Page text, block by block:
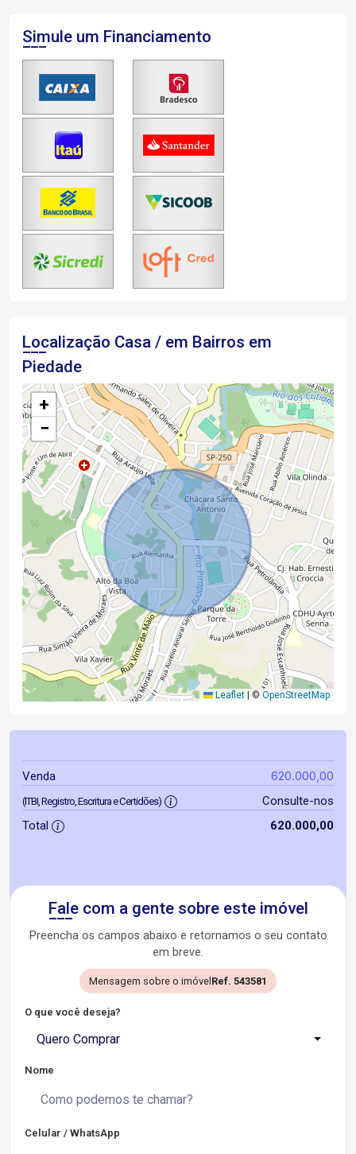
Simule um Financiamento
Localização Casa / em Bairros em
Piedade
+
−
Leaflet ©OpenStreetMap
Venda 620.000,00
(ITBI, Registro, Escritura e Certidões)
Consulte-nos
Total
620.000,00
Fale com a gente sobre este imóvel
Preencha os campos abaixo e retornamos o seu contato
em breve.
Mensagem sobre o imóvel Ref. 543581
O que você deseja?
Quero Comprar
Nome
Celular / WhatsApp